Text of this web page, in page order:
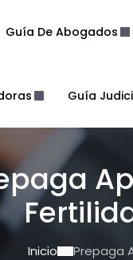
Guía De Abogados
Guía
Inicio Prepaga